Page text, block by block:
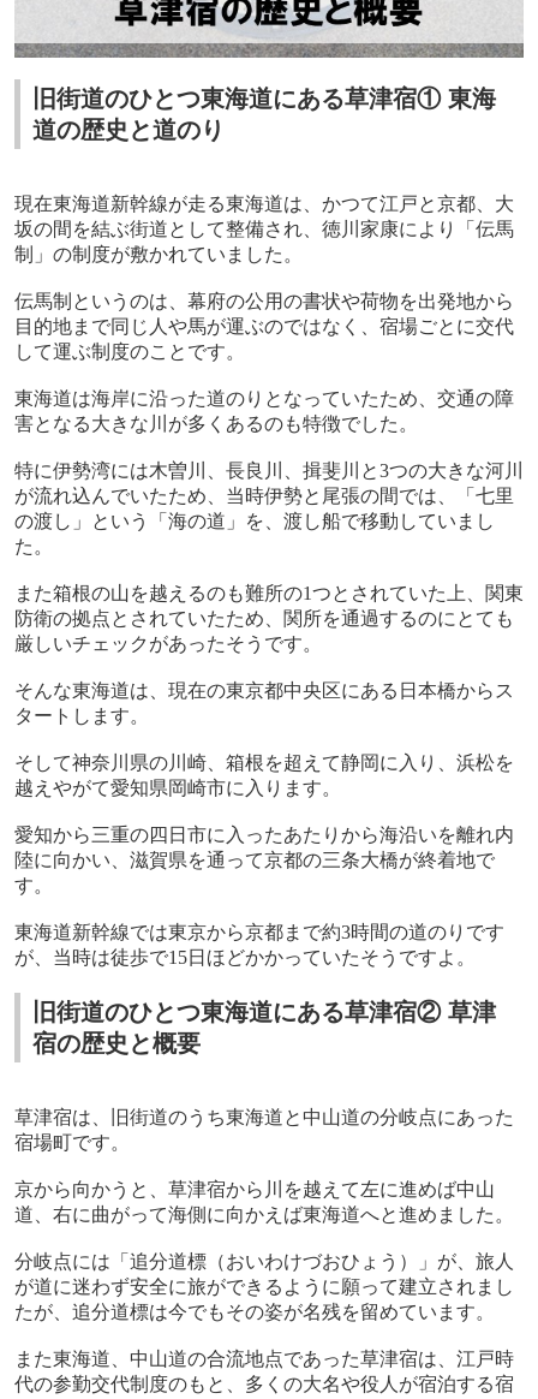
旧街道のひとつ東海道にある草津宿① 東海
道の歴史と道のり
現在東海道新幹線が走る東海道は、かつて江戸と京都、大
坂の間を結ぶ街道として整備され、徳川家康により「伝馬
制」の制度が敷かれていました。
伝馬制というのは、幕府の公用の書状や荷物を出発地から
目的地まで同じ人や馬が運ぶのではなく、宿場ごとに交代
して運ぶ制度のことです。
東海道は海岸に沿った道のりとなっていたため、交通の障
害となる大きな川が多くあるのも特徴でした。
特に伊勢湾には木曽川、長良川、揖斐川と3つの大きな河川
が流れ込んでいたため、当時伊勢と尾張の間では、「七里
の渡し」という「海の道」を、渡し船で移動していまし
た。
また箱根の山を越えるのも難所の1つとされていた上、関東
防衛の拠点とされていたため、関所を通過するのにとても
厳しいチェックがあったそうです。
そんな東海道は、現在の東京都中央区にある日本橋からス
タートします。
そして神奈川県の川崎、箱根を超えて静岡に入り、浜松を
越えやがて愛知県岡崎市に入ります。
愛知から三重の四日市に入ったあたりから海沿いを離れ内
陸に向かい、滋賀県を通って京都の三条大橋が終着地で
す。
東海道新幹線では東京から京都まで約3時間の道のりです
が、当時は徒歩で15日ほどかかっていたそうですよ。
旧街道のひとつ東海道にある草津宿② 草津
宿の歴史と概要
草津宿は、旧街道のうち東海道と中山道の分岐点にあった
宿場町です。
京から向かうと、草津宿から川を越えて左に進めば中山
道、右に曲がって海側に向かえば東海道へと進めました。
分岐点には「追分道標（おいわけづおひょう）」が、旅人
が道に迷わず安全に旅ができるように願って建立されまし
たが、追分道標は今でもその姿が名残を留めています。
また東海道、中山道の合流地点であった草津宿は、江戸時
代の参勤交代制度のもと、多くの大名や役人が宿泊する宿